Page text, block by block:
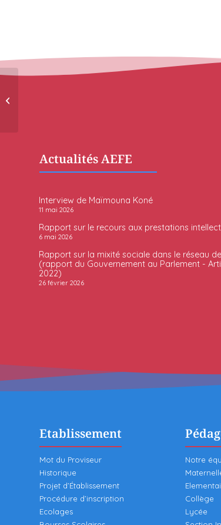
Actualités AEFE
Interview de Maïmouna Koné
11 mai 2026
Rapport sur le recours aux prestations
6 mai 2026
Rapport sur la mixité sociale dans le réseau
(rapport du Gouvernement au Parlement -
2022)
26 février 2026
Etablissement
Mot du Proviseur
Historique
Projet d’Établissement
Procédure d’inscription
Ecolages
Notre
Collège
Lycée